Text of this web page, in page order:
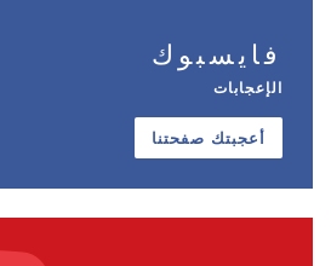
فايسبوك
الإعجابات
أعجبتك صفحتنا